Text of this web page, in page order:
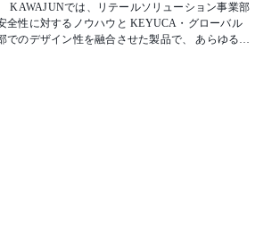
KAWAJUNでは、リテールソリューション事業部
全性に対するノウハウと KEYUCA・グローバル
でのデザイン性を融合させた製品で、 あらゆる人
スペースに快適な環境をトータルコーディネート